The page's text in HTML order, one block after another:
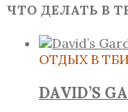
ЧТО ДЕЛАТЬ В
ОТДЫХ В
DAVID’S